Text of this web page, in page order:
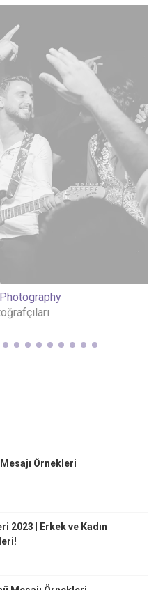
Örnekleri
2023 | Erkek ve Kadın